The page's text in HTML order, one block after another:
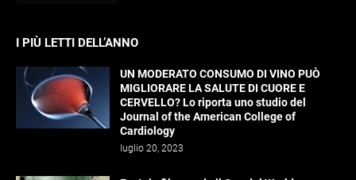
I PIÙ LETTI DELL’ANNO
UN MODERATO CONSUMO DI VINO PUÒ
MIGLIORARE LA SALUTE DI CUORE E
CERVELLO? Lo riporta uno studio del
Journal of the American College of
Cardiology
luglio 20, 2023